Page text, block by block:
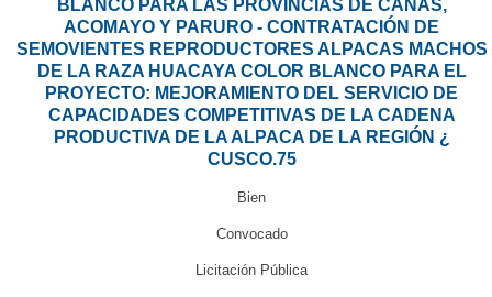
BLANCO PARA LAS PROVINCIAS DE CANAS,
ACOMAYO Y PARURO - CONTRATACIÓN DE
SEMOVIENTES REPRODUCTORES ALPACAS MACHOS
DE LA RAZA HUACAYA COLOR BLANCO PARA EL
PROYECTO: MEJORAMIENTO DEL SERVICIO DE
CAPACIDADES COMPETITIVAS DE LA CADENA
PRODUCTIVA DE LA ALPACA DE LA REGIÓN ¿
CUSCO.75
Bien
Convocado
Licitación Pública